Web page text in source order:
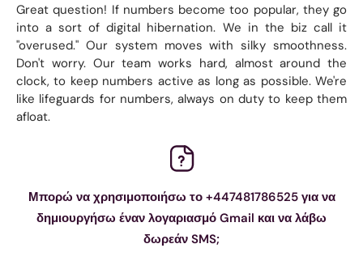
Great question! If numbers become too popular, they go
into a sort of digital hibernation. We in the biz call it
"overused." Our system moves with silky smoothness.
Don't worry. Our team works hard, almost around the
clock, to keep numbers active as long as possible. We're
like lifeguards for numbers, always on duty to keep them
afloat.
Μπορώ να χρησιμοποιήσω το +447481786525 για να
δημιουργήσω έναν λογαριασμό Gmail και να λάβω
δωρεάν SMS;